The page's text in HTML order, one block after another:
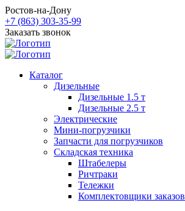
Ростов-на-Дону
+7 (863) 303-35-99
Заказать звонок
Каталог
Дизельные
Дизельные 1.5 т
Дизельные 2.5 т
Электрические
Мини-погрузчики
Запчасти для погрузчиков
Складская техника
Штабелеры
Ричтраки
Тележки
Комплектовщики заказов